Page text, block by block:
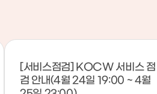
[서비스점검] KOCW 서비스 점
검 안내(4월 24일 19:00 ~ 4월